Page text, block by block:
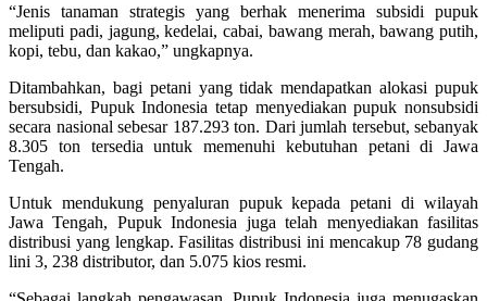
“Jenis tanaman strategis yang berhak menerima subsidi pupuk
meliputi padi, jagung, kedelai, cabai, bawang merah, bawang putih,
kopi, tebu, dan kakao,” ungkapnya.
Ditambahkan, bagi petani yang tidak mendapatkan alokasi pupuk
bersubsidi, Pupuk Indonesia tetap menyediakan pupuk nonsubsidi
secara nasional sebesar 187.293 ton. Dari jumlah tersebut, sebanyak
8.305 ton tersedia untuk memenuhi kebutuhan petani di Jawa
Tengah.
Untuk mendukung penyaluran pupuk kepada petani di wilayah
Jawa Tengah, Pupuk Indonesia juga telah menyediakan fasilitas
distribusi yang lengkap. Fasilitas distribusi ini mencakup 78 gudang
lini 3, 238 distributor, dan 5.075 kios resmi.